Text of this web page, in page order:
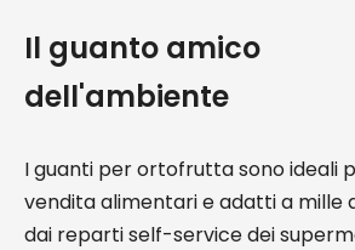
Il guanto amico
dell'ambiente
I guanti per ortofrutta sono ideali
vendita alimentari e adatti a mille
dai reparti self-service dei